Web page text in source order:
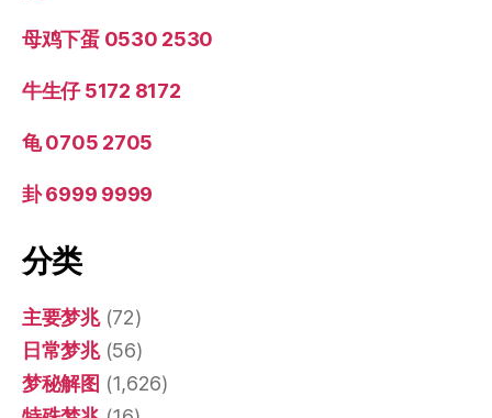
母鸡下蛋 0530 2530
牛生仔 5172 8172
龟 0705 2705
卦 6999 9999
分类
主要梦兆(72)
日常梦兆(56)
梦秘解图 (1,626)